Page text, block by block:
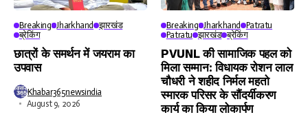
Breaking Jharkhand
झारखंड
ब्रेकिंग
छात्रों के समर्थन में जयराम का
उपवास
Khabar365newsindia
August 9, 2026
Breaking Jharkhand
Patratu
Patratu झारखंड ब्रेकिंग
PVUNL की सामाजिक पहल को
मिला सम्मान: विधायक रोशन लाल
चौधरी ने शहीद निर्मल महतो
स्मारक परिसर के सौंदर्यीकरण
कार्य का किया लोकार्पण